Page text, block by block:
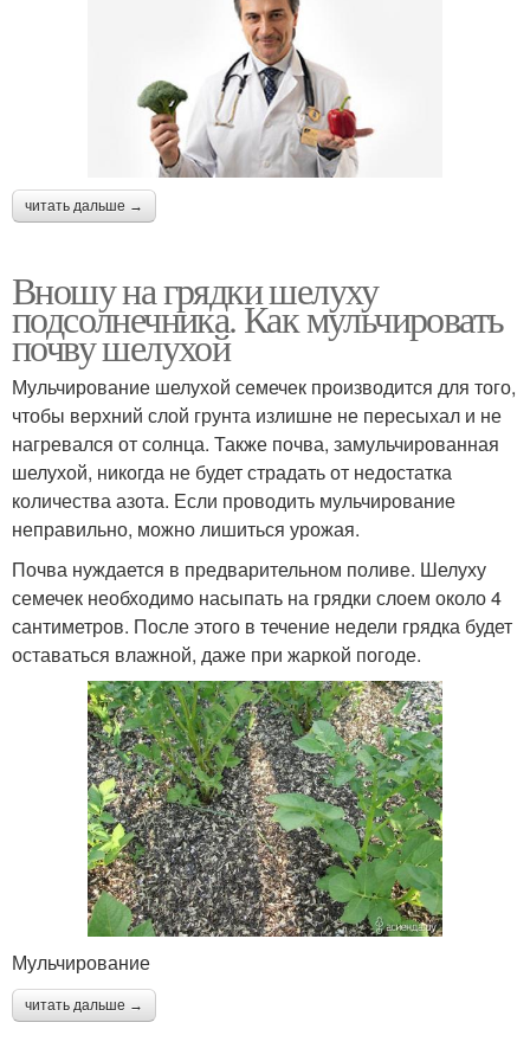
читать дальше →
Вношу на грядки шелуху
подсолнечника. Как мульчировать
почву шелухой
Мульчирование шелухой семечек производится для того,
чтобы верхний слой грунта излишне не пересыхал и не
нагревался от солнца. Также почва, замульчированная
шелухой, никогда не будет страдать от недостатка
количества азота. Если проводить мульчирование
неправильно, можно лишиться урожая.
Почва нуждается в предварительном поливе. Шелуху
семечек необходимо насыпать на грядки слоем около 4
сантиметров. После этого в течение недели грядка будет
оставаться влажной, даже при жаркой погоде.
Мульчирование
читать дальше →